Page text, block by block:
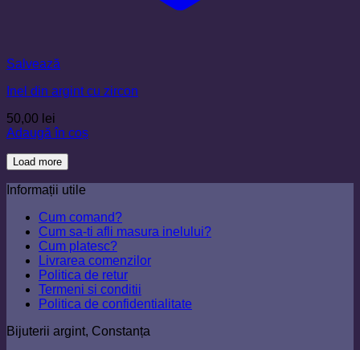
Salvează
Inel din argint cu zircon
50,00 lei
Adaugă în coș
Load more
Informații utile
Cum comand?
Cum sa-ti afli masura inelului?
Cum platesc?
Livrarea comenzilor
Politica de retur
Termeni si conditii
Politica de confidentialitate
Bijuterii argint, Constanța